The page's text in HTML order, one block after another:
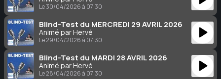
Le 30/04/2026 à 07:30
Blind-Test du MERCREDI 29 AVRIL 2026
Animé par Hervé
Le 29/04/2026 à 07:30
Blind-Test du MARDI 28 AVRIL 2026
Animé par Hervé
Le 28/04/2026 à 07:30